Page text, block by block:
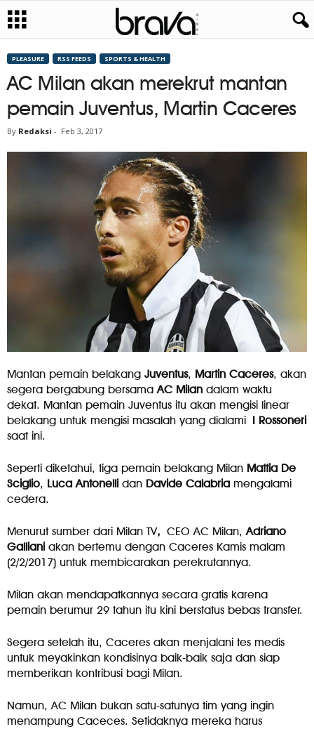
PLEASURE RSS FEEDS SPORTS & HEALTH
AC Milan akan merekrut mantan
pemain Juventus, Martin Caceres
By Redaksi - Feb 3, 2017
Mantan pemain belakang Juventus, Martin Caceres, akan
segera bergabung bersamaAC Milan dalam waktu
dekat. Mantan pemain Juventus itu akan mengisi linear
belakang untuk mengisi masalah yang dialami I Rossoneri
saat ini.
Seperti diketahui, tiga pemain belakang Milan Mattia De
Sciglio, Luca Antonelli dan Davide Calabria mengalami
cedera.
Menurut sumber dari Milan TV, CEO AC Milan,Adriano
Galliani akan bertemu dengan Caceres Kamis malam
(2/2/2017) untuk membicarakan perekrutannya.
Milan akan mendapatkannya secara gratis karena
pemain berumur 29 tahun itu kini berstatus bebas transfer.
Segera setelah itu, Caceres akan menjalani tes medis
untuk meyakinkan kondisinya baik-baik saja dan siap
memberikan kontribusi bagi Milan.
Namun, AC Milan bukan satu-satunya tim yang ingin
menampung Caceces. Setidaknya mereka harus